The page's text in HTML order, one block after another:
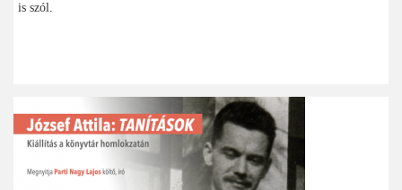
is szól.